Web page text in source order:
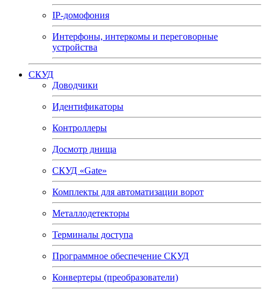
IP-домофония
Интерфоны, интеркомы и переговорные
устройства
СКУД
Доводчики
Идентификаторы
Контроллеры
Досмотр днища
СКУД «Gate»
Комплекты для автоматизации ворот
Металлодетекторы
Терминалы доступа
Программное обеспечение СКУД
Конвертеры (преобразователи)